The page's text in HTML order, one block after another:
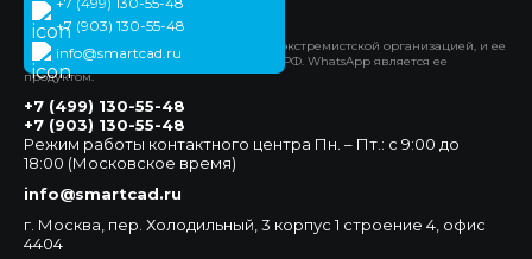
+7 (903) 130-55-48
info@smartcad.ru
Официальный сайт
*Компания Meta Platforms Inc. признана экстремистской организацией, и ее
деятельность запрещена на территории РФ. WhatsApp является ее
продуктом.
+7 (499) 130-55-48
+7 (903) 130-55-48
Режим работы контактного центра Пн. – Пт.: с 9:00 до
18:00 (Московское время)
info@smartcad.ru
г. Москва, пер. Холодильный, 3 корпус 1 строение 4, офис
4404